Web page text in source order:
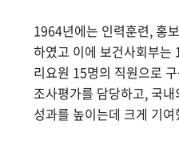
1964년에는 인력훈련, 홍
하였고 이에 보건사회부는
리요원 15명의 직원으로
조사평가를 담당하고, 국
성과를 높이는데 크게 기여